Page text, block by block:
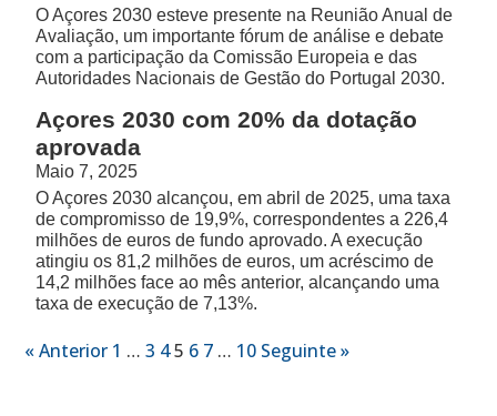
O Açores 2030 esteve presente na Reunião Anual de
Avaliação, um importante fórum de análise e debate
com a participação da Comissão Europeia e das
Autoridades Nacionais de Gestão do Portugal 2030.
Açores 2030 com 20% da dotação
aprovada
Maio 7, 2025
O Açores 2030 alcançou, em abril de 2025, uma taxa
de compromisso de 19,9%, correspondentes a 226,4
milhões de euros de fundo aprovado. A execução
atingiu os 81,2 milhões de euros, um acréscimo de
14,2 milhões face ao mês anterior, alcançando uma
taxa de execução de 7,13%.
« Anterior 1 … 3 45 6 7 … 10 Seguinte »